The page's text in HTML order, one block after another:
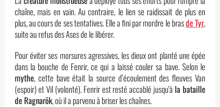
chaîne, mais en vain. Au contraire, le lien se raidissait de plus en
plus, au cours de ses tentatives. Elle a fini par mordre le brasde Tyr,
suite au refus des Ases de le libérer.
Pour éviter ses morsures agressives, les dieux ont planté une épée
dans la bouche de Fenrir, ce qui a laissé couler sa bave. Selon le
mythe, cette bave était la source d’écoulement des fleuves Van
(espoir) et Vil (volonté). Fenrir est resté accablé jusqu'à la bataille
de Ragnarök, où il a parvenu à briser les chaînes.